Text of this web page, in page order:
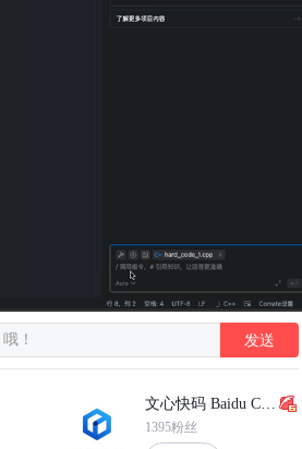
哦！ 发送
文心快码 Baidu Comate
1395粉丝